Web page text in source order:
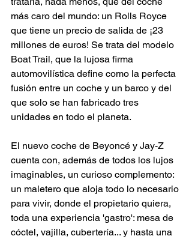
más caro del mundo: un Rolls Royce
que tiene un precio de salida de ¡23
millones de euros! Se trata del modelo
Boat Trail, que la lujosa firma
automovilística define como la perfecta
fusión entre un coche y un barco y del
que solo se han fabricado tres
unidades en todo el planeta.
El nuevo coche de Beyoncé y Jay-Z
cuenta con, además de todos los lujos
imaginables, un curioso complemento:
un maletero que aloja todo lo necesario
para vivir, donde el propietario quiera,
toda una experiencia 'gastro': mesa de
cóctel, vajilla, cubertería... y hasta una